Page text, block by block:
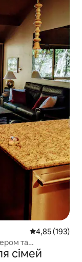
Середня
4,85 (193)
та
сімей